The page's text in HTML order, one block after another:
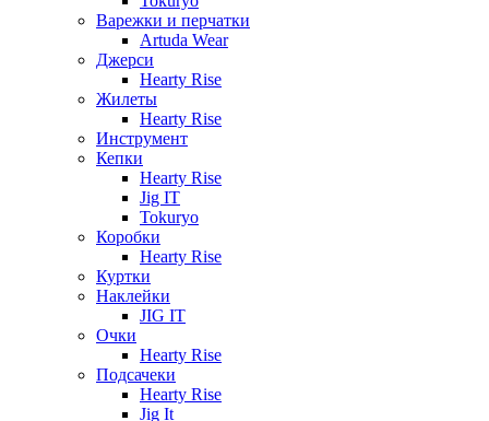
Варежки и перчатки
Artuda Wear
Джерси
Hearty Rise
Жилеты
Hearty Rise
Инструмент
Кепки
Hearty Rise
Jig IT
Tokuryo
Коробки
Hearty Rise
Куртки
Наклейки
JIG IT
Очки
Hearty Rise
Подсачеки
Hearty Rise
Jig It